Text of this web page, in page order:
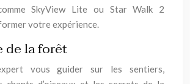
SkyView Lite ou Star Walk 2
votre expérience.
de la forêt
vous guider sur les sentiers,